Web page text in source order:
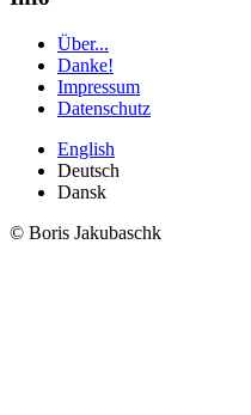
Über...
Danke!
Impressum
Datenschutz
English
Deutsch
Dansk
© Boris Jakubaschk